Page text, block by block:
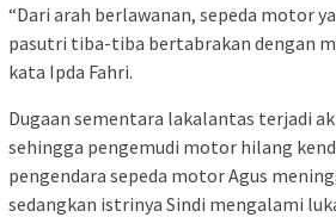
“Dari arah berlawanan, sepeda motor
pasutri tiba-tiba bertabrakan dengan
kata Ipda Fahri.
Dugaan sementara lakalantas terjadi
sehingga pengemudi motor hilang
pengendara sepeda motor Agus
sedangkan istrinya Sindi mengalami